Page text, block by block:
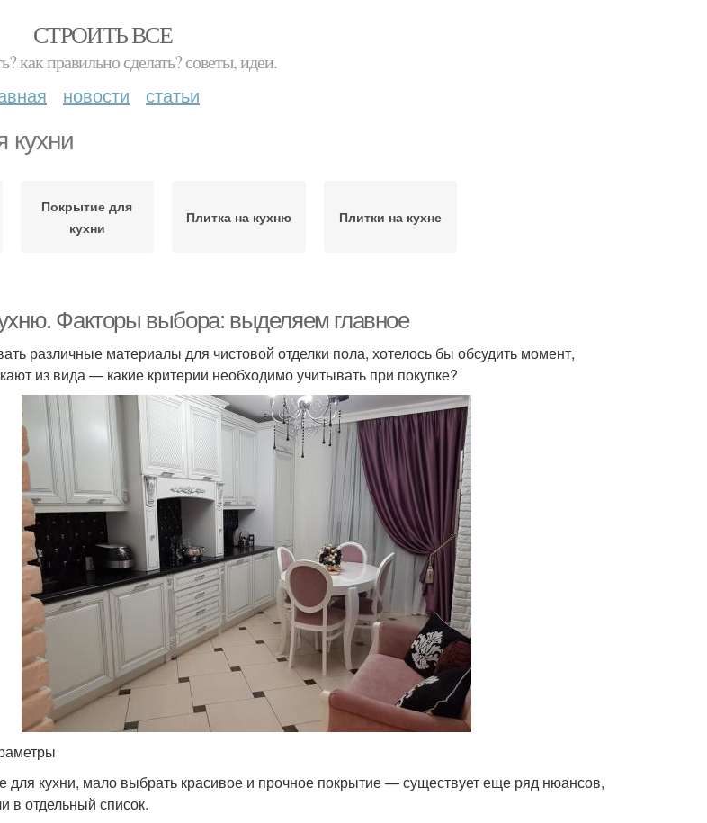
СТРОИТЬ ВСЕ
как правильно сделать? советы, идеи.
новости статьи
кухни
Покрытие для
кухни
Плитка на кухню Плитки на кухне
Факторы выбора: выделяем главное
различные материалы для чистовой отделки пола, хотелось бы обсудить момент,
из вида — какие критерии необходимо учитывать при покупке?
для кухни, мало выбрать красивое и прочное покрытие — существует еще ряд нюансов,
в отдельный список.